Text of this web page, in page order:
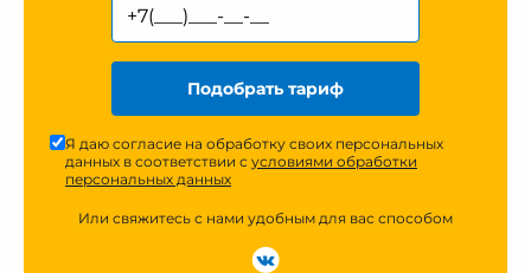
Подобрать тариф
Я даю согласие на обработку своих персональных
данных в соответствии с условиями обработки
персональных данных
Или свяжитесь с нами удобным для вас способом